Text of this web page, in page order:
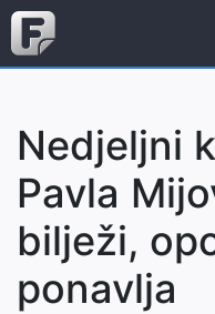
Nedjeljni
Pavla
bilježi,
ponavlja